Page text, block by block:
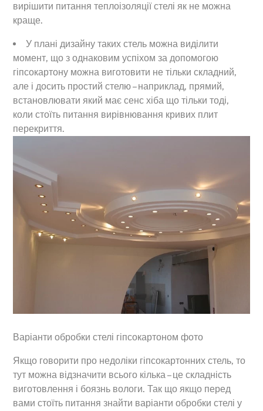
вирішити питання теплоізоляції стелі як не можна
краще.
У плані дизайну таких стель можна виділити
момент, що з однаковим успіхом за допомогою
гіпсокартону можна виготовити не тільки складний,
але і досить простий стелю – наприклад, прямий,
встановлювати який має сенс хіба що тільки тоді,
коли стоїть питання вирівнювання кривих плит
перекриття.
Варіанти обробки стелі гіпсокартоном фото
Якщо говорити про недоліки гіпсокартонних стель, то
тут можна відзначити всього кілька – це складність
виготовлення і боязнь вологи. Так що якщо перед
вами стоїть питання знайти варіанти обробки стелі у